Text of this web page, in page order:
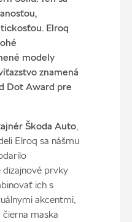
Elroq
modely
znamená
Dot Award pre
Škoda Auto,
Elroq sa nášmu
prvky
ich s
akcentmi,
čierna maska